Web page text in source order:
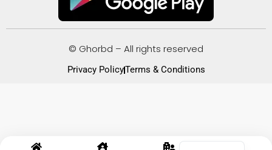
© Ghorbd – All rights reserved
Privacy PolicyTerms & Conditions